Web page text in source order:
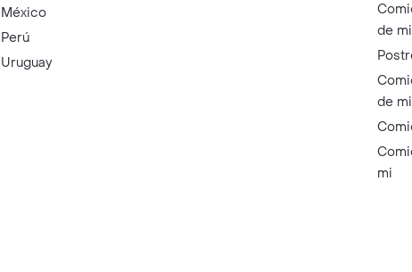
México
Perú
Uruguay
de mi
de mi
mi